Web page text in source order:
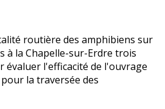
routière des amphibiens sur
à la Chapelle-sur-Erdre trois
évaluer l'efficacité de l'ouvrage
la traversée des